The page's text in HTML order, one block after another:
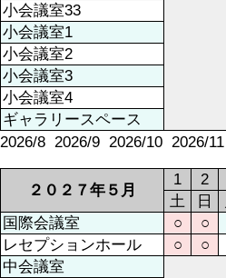
小会議室33
小会議室1
小会議室2
小会議室3
小会議室4
ギャラリースペース
2026/8 2026/9 2026/10 2026/11
２０２７年５月
1 2
土
日
国際会議室
○ ○
レセプションホール
○ ○
中会議室